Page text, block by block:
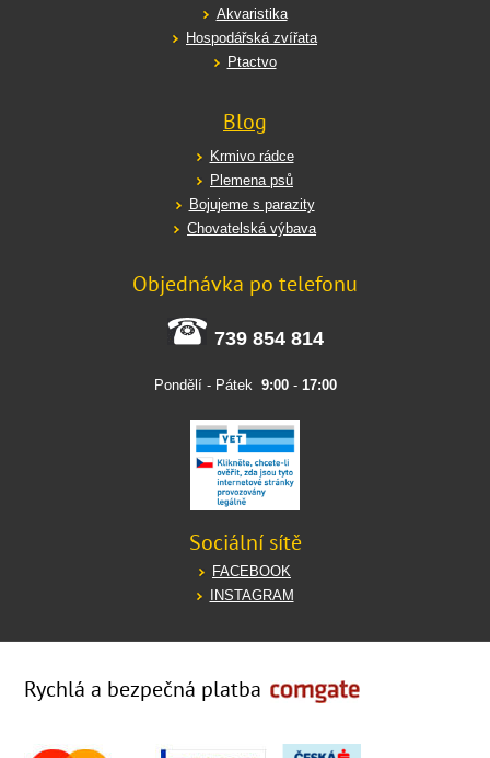
Akvaristika
Hospodářská zvířata
Ptactvo
Blog
Krmivo rádce
Plemena psů
Bojujeme s parazity
Chovatelská výbava
Objednávka po telefonu
739 854 814
Pondělí - Pátek 9:00- 17:00
Sociální sítě
FACEBOOK
INSTAGRAM
Rychlá a bezpečná platba